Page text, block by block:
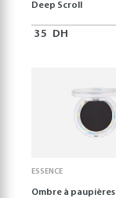
Deep Scroll
35 DH
ESSENCE
Ombre à paupières